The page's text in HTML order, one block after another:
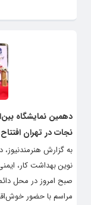
دهمین نمایشگاه
نجات در تهران
به گزارش
نوین بهداشت کار،
صبح امروز در محل
مراسم با حضور